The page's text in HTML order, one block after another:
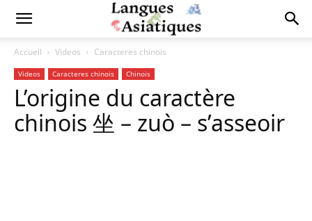
Accueil Videos Caracteres chinois
Videos Caracteres chinois Chinois
L’origine du caractère
chinois 坐 – zuò – s’asseoir